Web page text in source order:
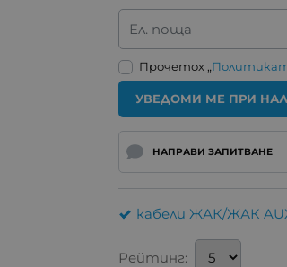
Ел. поща
Прочетох „
УВЕДОМИ МЕ ПРИ
НАПРАВИ ЗАПИТВАНЕ
кабели ЖАК/ЖАК
Рейтинг: